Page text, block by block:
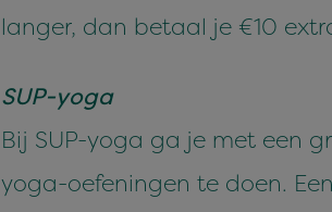
langer, dan betaal je €10
SUP-yoga
Bij SUP-yoga ga je met een
yoga-oefeningen te doen.